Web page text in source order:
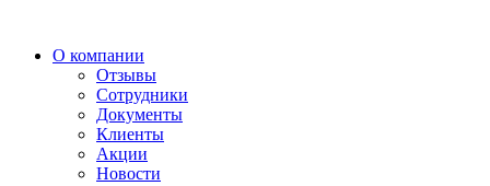
О компании
Отзывы
Сотрудники
Документы
Клиенты
Акции
Новости